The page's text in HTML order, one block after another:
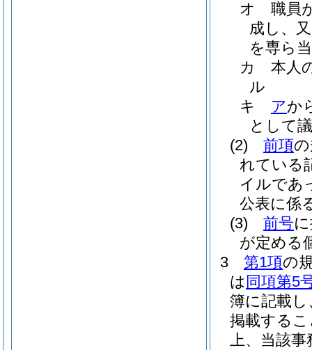
オ
職員
成し、
を専ら
カ
本人
ル
キ
アか
として
(2)
前項
れている
イルであ
公表に係
(3)
前号
が定める
3
第1項の
は 同項第5
簿に記載
掲載する
上、当該